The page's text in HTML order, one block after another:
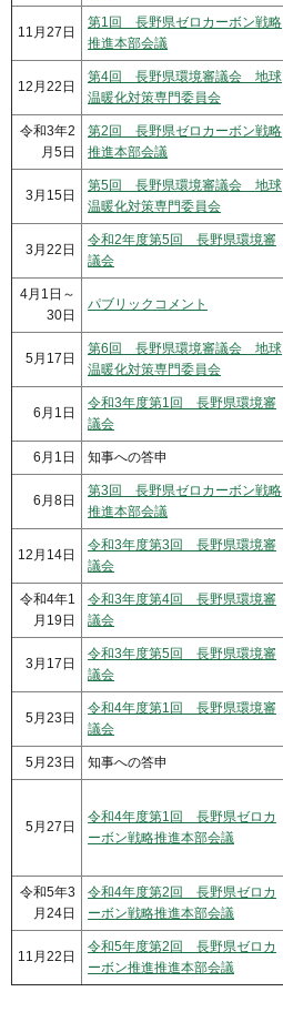
11月27日
第1回 長野県ゼロカーボン戦略
推進本部会議
12月22日
第4回 長野県環境審議会 地球
温暖化対策専門委員会
令和3年2
月5日
第2回 長野県ゼロカーボン戦略
推進本部会議
3月15日
第5回 長野県環境審議会 地球
温暖化対策専門委員会
3月22日
令和2年度第5回 長野県環境審
議会
4月1日～
30日
パブリックコメント
5月17日
第6回 長野県環境審議会 地球
温暖化対策専門委員会
6月1日
令和3年度第1回 長野県環境審
議会
6月1日 知事への答申
6月8日
第3回 長野県ゼロカーボン戦略
推進本部会議
12月14日
令和3年度第3回 長野県環境審
議会
令和4年1
月19日
令和3年度第4回 長野県環境審
議会
3月17日
令和3年度第5回 長野県環境審
議会
5月23日
令和4年度第1回 長野県環境審
議会
5月23日 知事への答申
5月27日
令和4年度第1回 長野県ゼロカ
ーボン戦略推進本部会議
令和5年3
月24日
令和4年度第2回 長野県ゼロカ
ーボン戦略推進本部会議
11月22日
令和5年度第2回 長野県ゼロカ
ーボン推進推進本部会議